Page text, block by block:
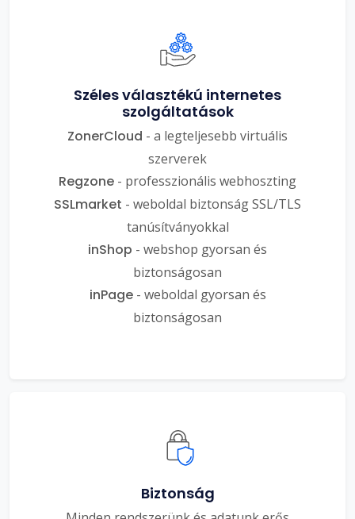
Széles választékú internetes
szolgáltatások
ZonerCloud - a legteljesebb virtuális
szerverek
Regzone - professzionális webhoszting
SSLmarket - weboldal biztonság SSL/TLS
tanúsítványokkal
inShop - webshop gyorsan és
biztonságosan
inPage- weboldal gyorsan és
biztonságosan
Biztonság